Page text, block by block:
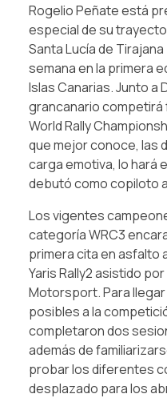
Rogelio Peñate está
especial de su
Santa Lucía de
semana en la primera
Islas Canarias. Junto a
grancanario competirá
World Rally
que mejor conoce, las
carga emotiva, lo hará
debutó como copiloto
Los vigentes
categoría WRC3
primera cita en asfalto
Yaris Rally2 asistido
Motorsport. Para
posibles a la
completaron dos
además de
probar los diferentes
desplazado para los